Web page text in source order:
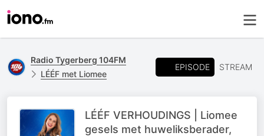
Radio Tygerberg 104FM
LÉÉF met Liomee
EPISODE STREAM
LÉÉF VERHOUDINGS | Liomee
gesels met huweliksberader,